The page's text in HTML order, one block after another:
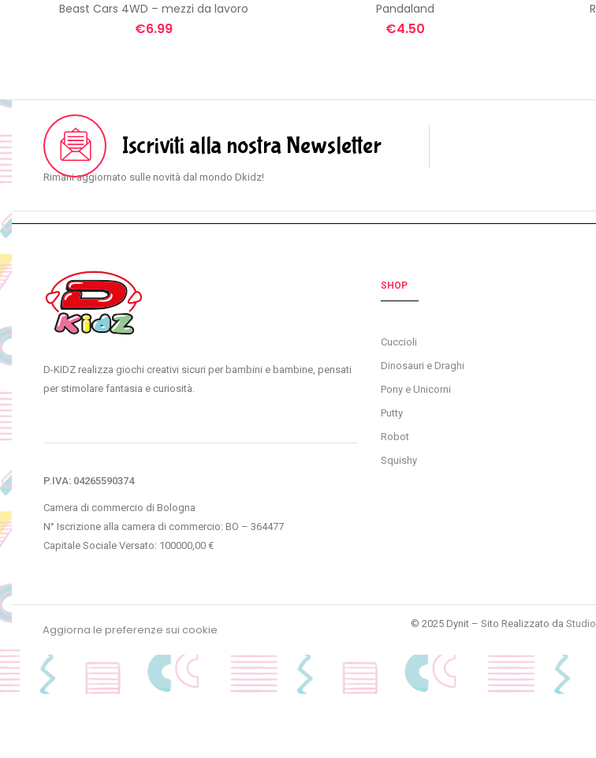
Beast Cars 4WD – mezzi da lavoro
€6.99
Pandaland
€4.50
Iscriviti alla nostra Newsletter
Rimani aggiornato sulle novità dal mondo Dkidz!
D-KIDZ realizza giochi creativi sicuri per bambini e bambine, pensati
per stimolare fantasia e curiosità.
P.IVA: 04265590374
Camera di commercio di Bologna
N° Iscrizione alla camera di commercio: BO – 364477
Capitale Sociale Versato: 100000,00 €
SHOP
Cuccioli
Dinosauri e Draghi
Pony e Unicorni
Putty
Robot
Squishy
Aggiorna le preferenze sui cookie © 2025 Dynit – Sito Realizzato da